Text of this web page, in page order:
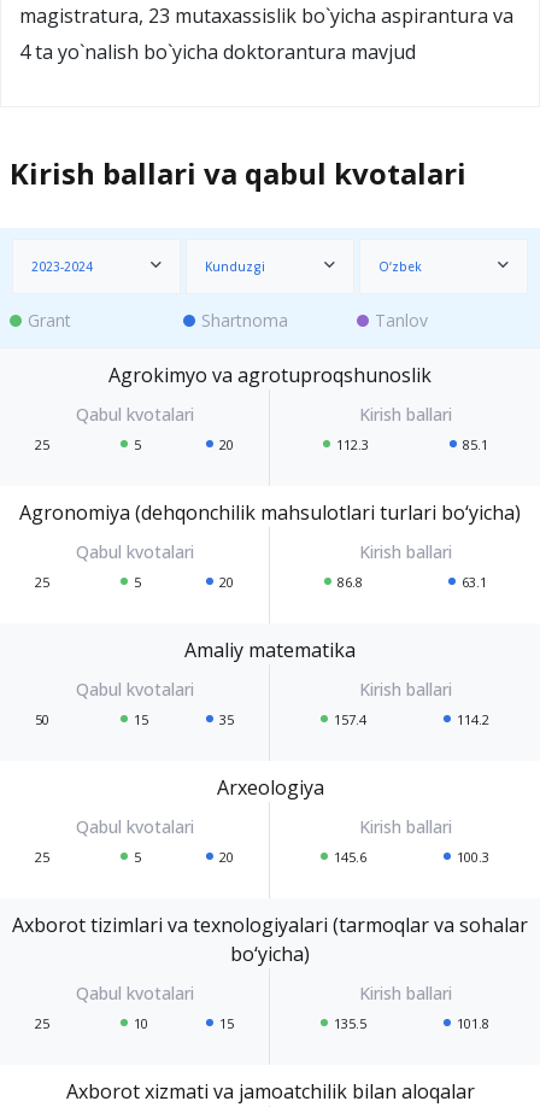
magistratura, 23 mutaхassislik bo`yicha aspirantura va
4 ta yo`nalish bo`yicha dоktоrantura mavjud
Kirish ballari va qabul kvotalari
2023-2024 Kunduzgi O‘zbek
Grant Shartnoma Tanlov
Agrokimyo va agrotuproqshunoslik
25 5 20 112.3 85.1
Agronomiya (dehqonchilik mahsulotlari turlari bo‘yicha)
25 5 20 86.8 63.1
Amaliy matematika
50 15 35 157.4 114.2
Arxeologiya
25 5 20 145.6 100.3
Axborot tizimlari va texnologiyalari (tarmoqlar va sohalar
bo‘yicha)
25 10 15 135.5 101.8
Axborot xizmati va jamoatchilik bilan aloqalar